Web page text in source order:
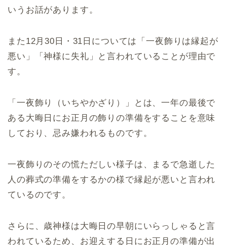
いうお話があります。
また12月30日・31日については「一夜飾りは縁起が
悪い」「神様に失礼」と言われていることが理由で
す。
「一夜飾り（いちやかざり）」とは、一年の最後で
ある大晦日にお正月の飾りの準備をすることを意味
しており、忌み嫌われるものです。
一夜飾りのその慌ただしい様子は、まるで急逝した
人の葬式の準備をするかの様で縁起が悪いと言われ
ているのです。
さらに、歳神様は大晦日の早朝にいらっしゃると言
われているため、お迎えする日にお正月の準備が出